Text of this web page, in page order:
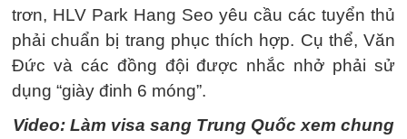
trơn, HLV Park Hang Seo yêu cầu các tuyển thủ
phải chuẩn bị trang phục thích hợp. Cụ thể, Văn
Đức và các đồng đội được nhắc nhở phải sử
dụng “giày đinh 6 móng”.
Video: Làm visa sang Trung Quốc xem chung